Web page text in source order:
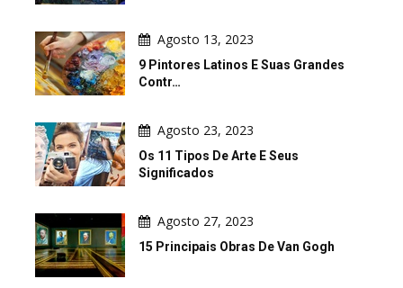
Agosto 13, 2023
9 Pintores Latinos E Suas Grandes
Contr…
Agosto 23, 2023
Os 11 Tipos De Arte E Seus
Significados
Agosto 27, 2023
15 Principais Obras De Van Gogh